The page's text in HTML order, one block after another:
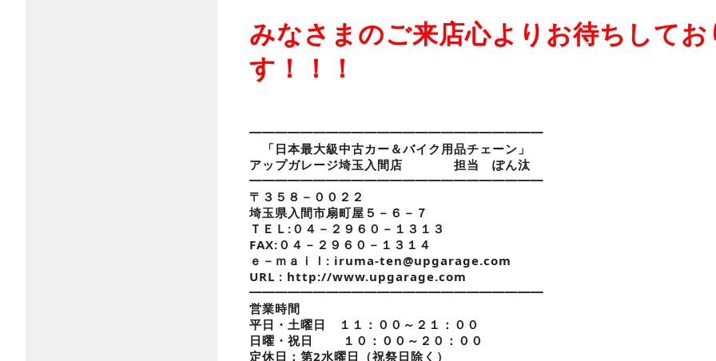
みなさまのご来店心よりお待ちしてお
す！！！
━━━━━━━━━━━━━━━━━━━━━━━
「日本最大級中古カー＆バイク用品チェーン」
アップガレージ埼玉入間店 担当 ぽん汰
━━━━━━━━━━━━━━━━━━━━━━━
〒３５８－００２２
埼玉県入間市扇町屋５－６－７
ＴＥＬ:０４－２９６０－１３１３
FAX:０４－２９６０－１３１４
ｅ－ｍａｉｌ: iruma-ten@upgarage.com
URL : http://www.upgarage.com
━━━━━━━━━━━━━━━━━━━━━━━
営業時間
平日・土曜日 １１：００～２１：００
日曜・祝日 １０：００～２０：００
定休日：第2水曜日（祝祭日除く）